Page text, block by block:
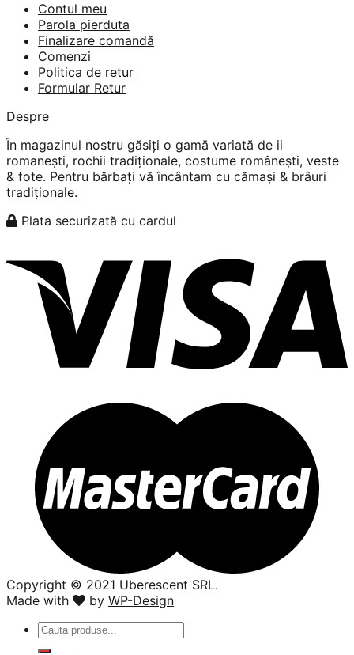
Contul meu
Parola pierduta
Finalizare comandă
Comenzi
Politica de retur
Formular Retur
Despre
În magazinul nostru găsiți o gamă variată de ii
romanești, rochii tradiționale, costume românești, veste
& fote. Pentru bărbați vă încântam cu cămași & brâuri
tradiționale.
Plata securizată cu cardul
Copyright ©️ 2021 Uberescent SRL.
Made with
by WP-Design
Caută